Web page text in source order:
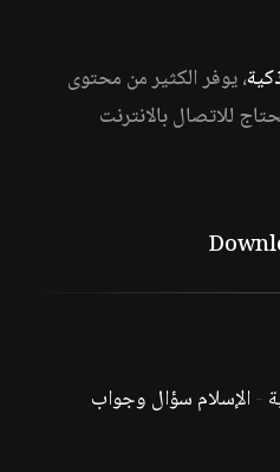
، يوفر الكثير من محتوى
للاتصال بالانترنت
-الإسلام سؤال وجواب